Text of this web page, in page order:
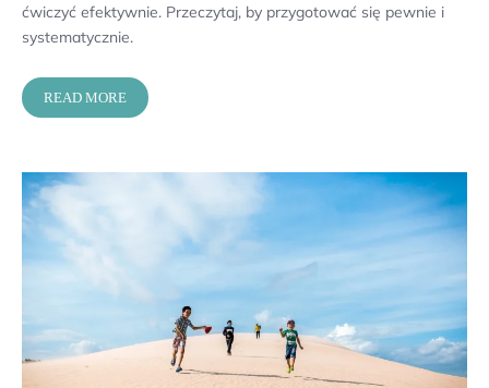
ćwiczyć efektywnie. Przeczytaj, by przygotować się pewnie i
systematycznie.
READ MORE